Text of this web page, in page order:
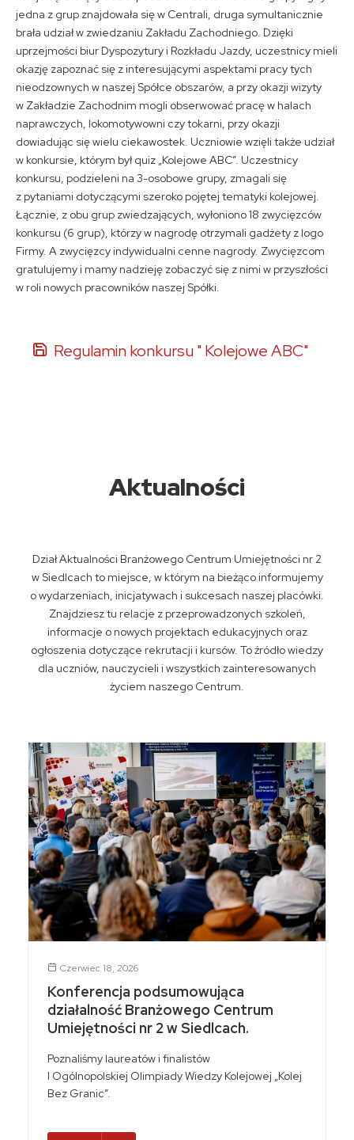
jedna z grup znajdowała się w Centrali, druga symultanicznie
brała udział w zwiedzaniu Zakładu Zachodniego. Dzięki
uprzejmości biur Dyspozytury i Rozkładu Jazdy, uczestnicy mieli
okazję zapoznać się z interesującymi aspektami pracy tych
nieodzownych w naszej Spółce obszarów, a przy okazji wizyty
w Zakładzie Zachodnim mogli obserwować pracę w halach
naprawczych, lokomotywowni czy tokarni, przy okazji
dowiadując się wielu ciekawostek. Uczniowie wzięli także udział
w konkursie, którym był quiz „Kolejowe ABC”. Uczestnicy
konkursu, podzieleni na 3-osobowe grupy, zmagali się
z pytaniami dotyczącymi szeroko pojętej tematyki kolejowej.
Łącznie, z obu grup zwiedzających, wyłoniono 18 zwycięzców
konkursu (6 grup), którzy w nagrodę otrzymali gadżety z logo
Firmy. A zwycięzcy indywidualni cenne nagrody. Zwycięzcom
gratulujemy i mamy nadzieję zobaczyć się z nimi w przyszłości
w roli nowych pracowników naszej Spółki.
Regulamin konkursu " Kolejowe ABC"
Aktualności
Dział Aktualności Branżowego Centrum Umiejętności nr 2
w Siedlcach to miejsce, w którym na bieżąco informujemy
o wydarzeniach, inicjatywach i sukcesach naszej placówki.
Znajdziesz tu relacje z przeprowadzonych szkoleń,
informacje o nowych projektach edukacyjnych oraz
ogłoszenia dotyczące rekrutacji i kursów. To źródło wiedzy
dla uczniów, nauczycieli i wszystkich zainteresowanych
życiem naszego Centrum.
Czerwiec 18, 2026
Konferencja podsumowująca
działalność Branżowego Centrum
Umiejętności nr 2 w Siedlcach.
Poznaliśmy laureatów i finalistów
I Ogólnopolskiej Olimpiady Wiedzy Kolejowej „Kolej
Bez Granic”.